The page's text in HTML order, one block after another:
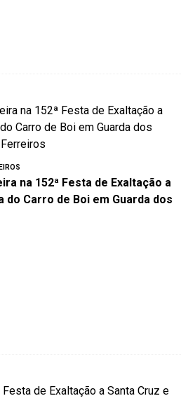
na 152ª Festa de Exaltação a
do Carro de Boi em Guarda dos